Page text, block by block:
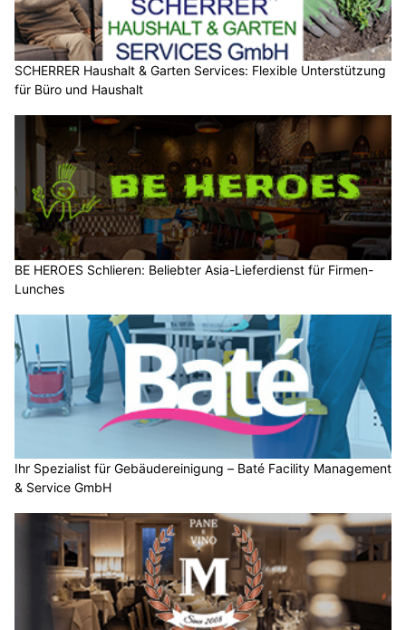
SCHERRER Haushalt & Garten Services: Flexible Unterstützung
für Büro und Haushalt
BE HEROES Schlieren: Beliebter Asia-Lieferdienst für Firmen-
Lunches
Ihr Spezialist für Gebäudereinigung – Baté Facility Management
& Service GmbH